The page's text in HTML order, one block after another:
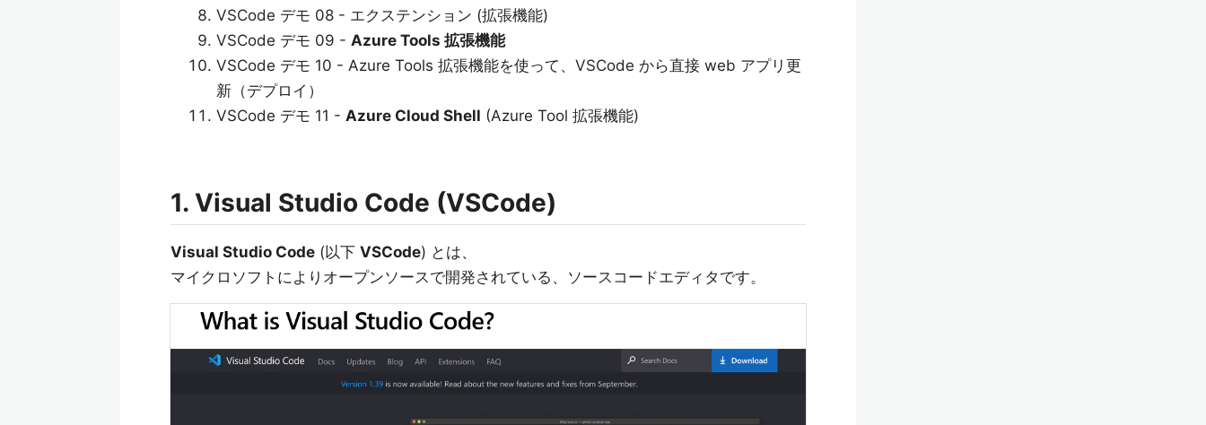
VSCode デモ 08 - エクステンション (拡張機能)
VSCode デモ 09 - Azure Tools 拡張機能
VSCode デモ 10 - Azure Tools 拡張機能を使って、VSCode から直接 web アプリ更
新（デプロイ）
VSCode デモ 11 - Azure Cloud Shell (Azure Tool 拡張機能)
1. Visual Studio Code (VSCode)
Visual Studio Code (以下 VSCode) とは、
マイクロソフトによりオープンソースで開発されている、ソースコードエディタです。